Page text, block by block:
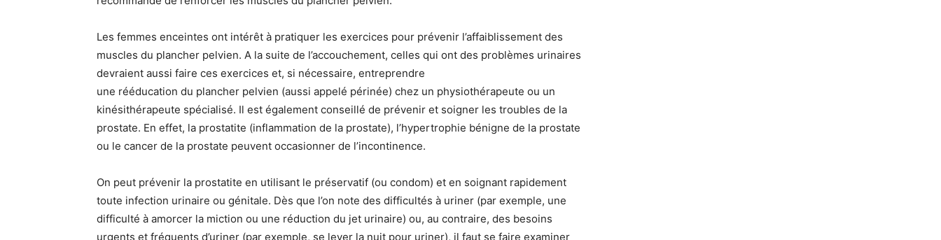
Les femmes enceintes ont intérêt à pratiquer les exercices pour prévenir l’affaiblissement des
muscles du plancher pelvien. A la suite de l’accouchement, celles qui ont des problèmes urinaires
devraient aussi faire ces exercices et, si nécessaire, entreprendre
une rééducation du plancher pelvien (aussi appelé périnée) chez un physiothérapeute ou un
kinésithérapeute spécialisé. Il est également conseillé de prévenir et soigner les troubles de la
prostate. En effet, la prostatite (inflammation de la prostate), l’hypertrophie bénigne de la prostate
ou le cancer de la prostate peuvent occasionner de l’incontinence.
On peut prévenir la prostatite en utilisant le préservatif (ou condom) et en soignant rapidement
toute infection urinaire ou génitale. Dès que l’on note des difficultés à uriner (par exemple, une
difficulté à amorcer la miction ou une réduction du jet urinaire) ou, au contraire, des besoins
urgents et fréquents d’uriner (par exemple, se lever la nuit pour uriner), il faut se faire examiner